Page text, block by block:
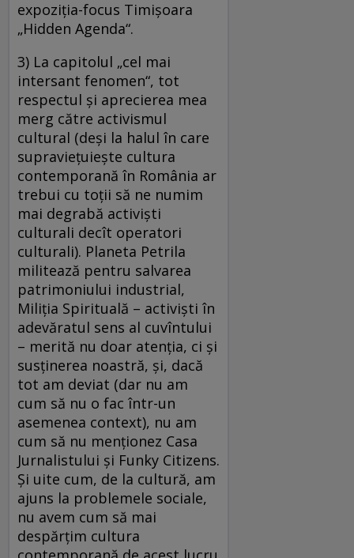
expoziția-focus Timișoara
„Hidden Agenda“.
3) La capitolul „cel mai
intersant fenomen“, tot
respectul și aprecierea mea
merg către activismul
cultural (deși la halul în care
supraviețuiește cultura
contemporană în România ar
trebui cu toții să ne numim
mai degrabă activiști
culturali decît operatori
culturali). Planeta Petrila
militează pentru salvarea
patrimoniului industrial,
Miliția Spirituală – activiști în
adevăratul sens al cuvîntului
– merită nu doar atenția, ci și
susținerea noastră, și, dacă
tot am deviat (dar nu am
cum să nu o fac într-un
asemenea context), nu am
cum să nu menționez Casa
Jurnalistului și Funky Citizens.
Și uite cum, de la cultură, am
ajuns la problemele sociale,
nu avem cum să mai
despărțim cultura